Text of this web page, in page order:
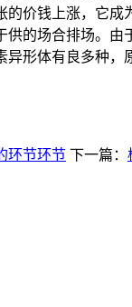
的价钱上涨，它
供的场合排场。
异形体有良多种
环节环节 下一篇：